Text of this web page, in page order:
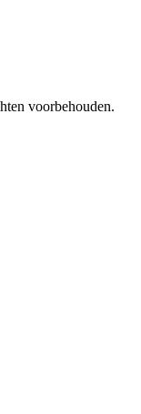
voorbehouden.